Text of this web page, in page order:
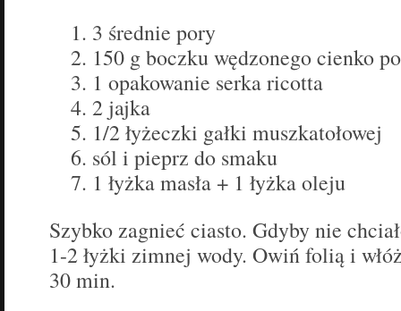
3 średnie pory
150 g boczku wędzonego cienko
1 opakowanie serka ricotta
2 jajka
1/2 łyżeczki gałki muszkatołowej
sól i pieprz do smaku
1 łyżka masła + 1 łyżka oleju
Szybko zagnieć ciasto. Gdyby nie
1-2 łyżki zimnej wody. Owiń folią i
30 min.